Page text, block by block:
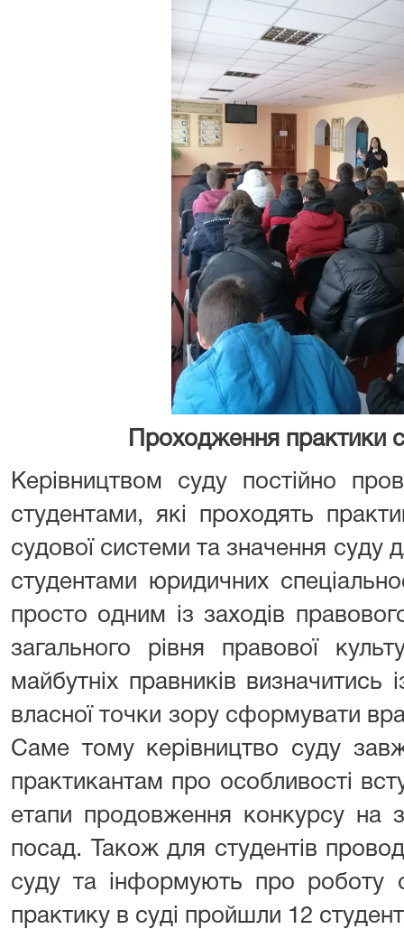
Проходження практики
Керівництвом суду постійно
студентами, які проходять
судової системи та значення
студентами юридичних
просто одним із заходів
загального рівня правової
майбутніх правників
власної точки зору сформувати
Саме тому керівництво суду
практикантам про особливості
етапи продовження конкурсу на
посад. Також для студентів
суду та інформують про роботу
практику в суді пройшли 12